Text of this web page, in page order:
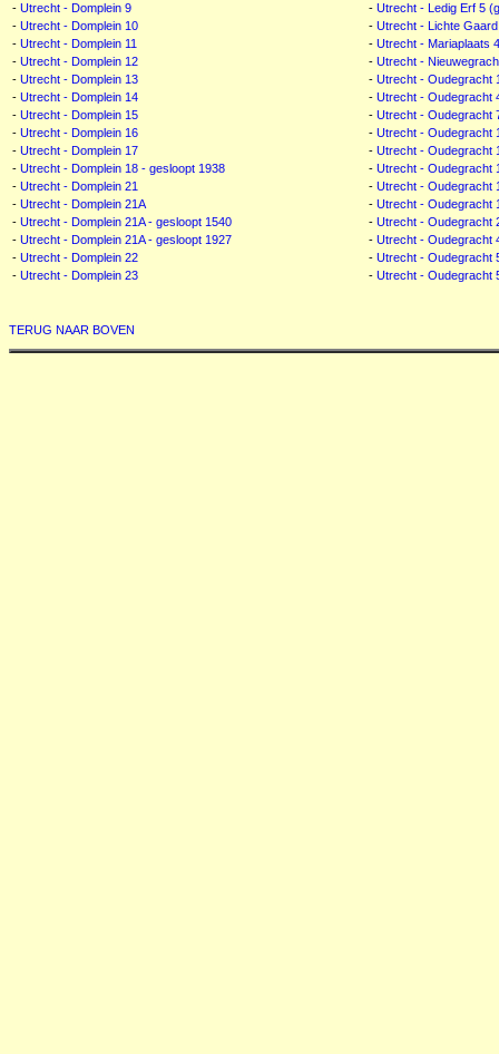
- Utrecht - Domplein 9 - Utrecht - Ledig Erf 5
- Utrecht - Domplein 10 - Utrecht - Lichte
- Utrecht - Domplein 11 - Utrecht - Mariaplaats
- Utrecht - Domplein 12 - Utrecht -
- Utrecht - Domplein 13 - Utrecht - Oudegracht
- Utrecht - Domplein 14 - Utrecht - Oudegracht
- Utrecht - Domplein 15 - Utrecht - Oudegracht
- Utrecht - Domplein 16 - Utrecht - Oudegracht
- Utrecht - Domplein 17 - Utrecht - Oudegracht
- Utrecht - Domplein 18 - gesloopt 1938 - Utrecht - Oudegracht
- Utrecht - Domplein 21 - Utrecht - Oudegracht
- Utrecht - Domplein 21A - Utrecht - Oudegracht
- Utrecht - Domplein 21A - gesloopt 1540 - Utrecht - Oudegracht
- Utrecht - Domplein 21A - gesloopt 1927 - Utrecht - Oudegracht
- Utrecht - Domplein 22 - Utrecht - Oudegracht
- Utrecht - Domplein 23 - Utrecht - Oudegracht
TERUG NAAR BOVEN